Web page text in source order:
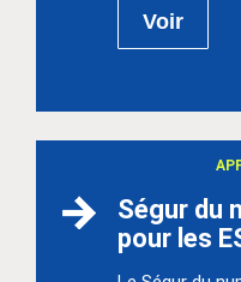
Voir
Ségur du
pour les